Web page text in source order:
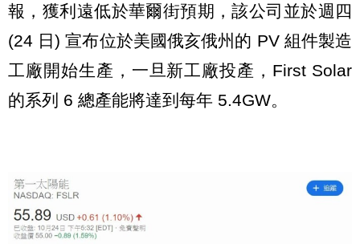
報，獲利遠低於華爾街預期，該公司並於週四
(24 日) 宣布位於美國俄亥俄州的 PV 組件製造
工廠開始生產，一旦新工廠投產，First Solar
的系列 6 總產能將達到每年 5.4GW。